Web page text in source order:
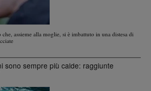
assieme alla moglie, si è imbattuto in una distesa di
sono sempre più calde: raggiunte